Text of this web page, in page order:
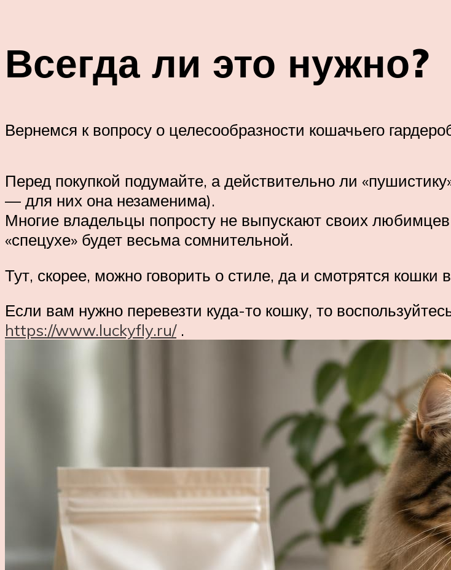
Всегда ли это нужно?
Вернемся к вопросу о целесообразности кошачьего
Перед покупкой подумайте, а действительно ли
— для них она незаменима).
Многие владельцы попросту не выпускают своих
«спецухе» будет весьма сомнительной.
Тут, скорее, можно говорить о стиле, да и смотрятся
Если вам нужно перевезти куда-то кошку, то
https://www.luckyfly.ru/.